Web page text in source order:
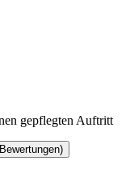
gepflegten Auftritt